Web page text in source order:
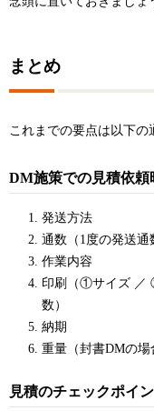
まとめ
これまでの要点は以下の
DM施策での見積依頼
発送方法
通数（1度の発送通
作業内容
印刷（①サイズ
数）
納期
重量（封書DMの場
見積のチェックポイ